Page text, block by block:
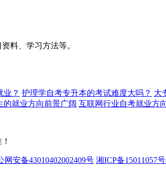
料、学习方法等。
业？ 护理学自考专升本的考试难度大吗？ 大
的就业方向前景广阔 互联网行业自考就业方
网安备43010402002409号 湘ICP备15011057